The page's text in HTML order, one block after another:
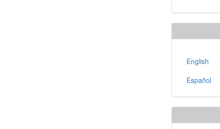
English
Español